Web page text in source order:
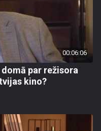
00:06:06
par režisora
kino?